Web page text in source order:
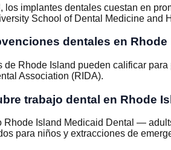
los implantes dentales cuestan en
School of Dental Medicine and
dentales en Rhode
de Rhode Island pueden calificar
Association (RIDA).
trabajo dental en Rhode
Rhode Island Medicaid Dental —
para niños y extracciones de